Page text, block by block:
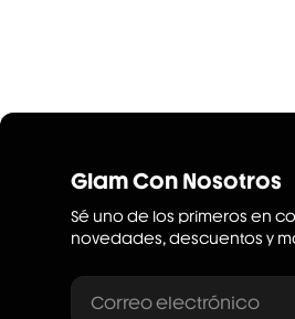
Glam Con Nosotros
Sé uno de los primeros en
novedades, descuentos y
Correo electrónico